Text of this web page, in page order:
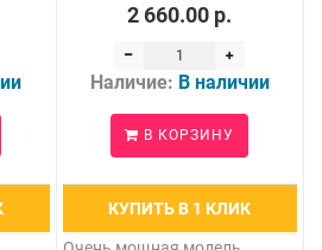
2 660.00 р.
Наличие: В наличии
В КОРЗИНУ
КУПИТЬ В 1 КЛИК